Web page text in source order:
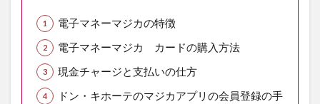
電子マネーマジカの特徴
電子マネーマジカ カードの購入方法
現金チャージと支払いの仕方
ドン・キホーテのマジカアプリの会員登録の手